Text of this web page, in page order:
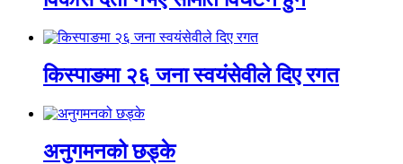
किस्पाङमा २६ जना स्वयंसेवीले दिए रगत
अनुगमनको छड्के